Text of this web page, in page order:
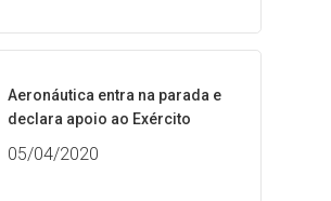
Aeronáutica entra na parada e
declara apoio ao Exército
05/04/2020